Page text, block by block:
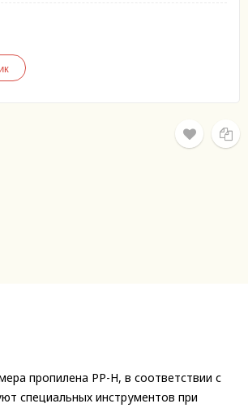
пропилена PP-H, в соответствии с
специальных инструментов при